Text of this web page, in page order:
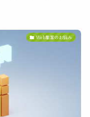
Web集客のお悩み